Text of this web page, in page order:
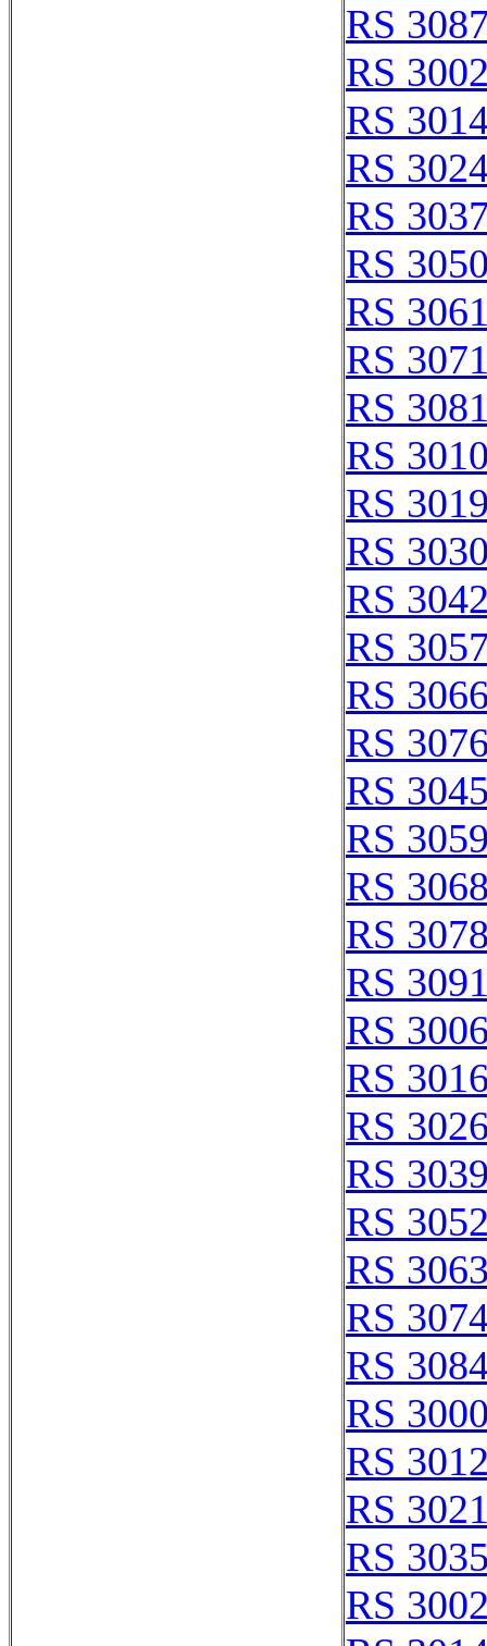
RS
RS
RS
RS
RS
RS
RS
RS
RS
RS
RS
RS
RS
RS
RS
RS
RS
RS
RS
RS
RS
RS
RS
RS
RS
RS
RS
RS
RS
RS
RS
RS
RS
RS